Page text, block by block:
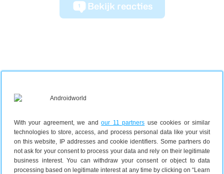
With your agreement, we andour 11 partners use cookies or similar
technologies to store, access, and process personal data like your visit
on this website, IP addresses and cookie identifiers. Some partners do
not ask for your consent to process your data and rely on their legitimate
business interest. You can withdraw your consent or object to data
processing based on legitimate interest at any time by clicking on “Learn
1 Bekijk reacties